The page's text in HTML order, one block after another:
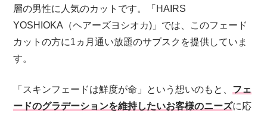
層の男性に人気のカットです。「HAIRS
YOSHIOKA（ヘアーズヨシオカ)」では、このフェード
カットの方に1ヵ月通い放題のサブスクを提供していま
す。
「スキンフェードは鮮度が命」という想いのもと、 フェ
ードのグラデーションを維持したいお客様のニーズに応